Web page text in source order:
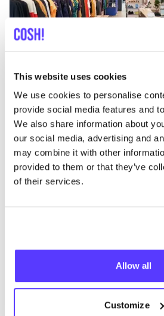
This website uses cookies
We use cookies to personalise
provide social media features and
We also share information about
our social media, advertising and
may combine it with other
provided to them or that they’ve
of their services.
Allow all
Customize
Inslag
Brabantdam 63, Gent
Vêtements Chaussures +2
Visiter la